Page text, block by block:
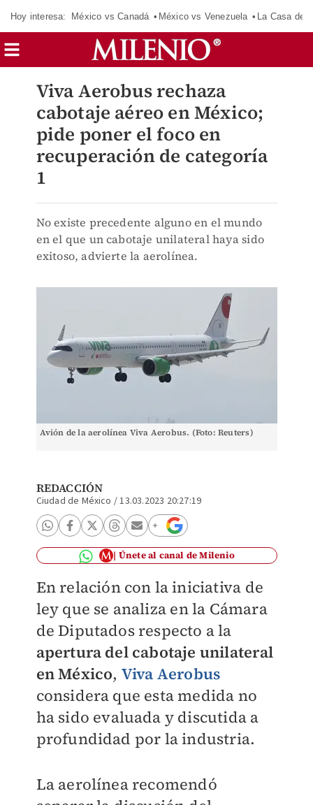
Hoy interesa: México vs Canadá México vs Venezuela La Casa de
Viva Aerobus rechaza
cabotaje aéreo en México;
pide poner el foco en
recuperación de categoría
1
No existe precedente alguno en el mundo
en el que un cabotaje unilateral haya sido
exitoso, advierte la aerolínea.
Avión de la aerolínea Viva Aerobus. (Foto: Reuters)
REDACCIÓN
Ciudad de México /13.03.2023 20:27:19
Únete al canal de Milenio
En relación con la iniciativa de
ley que se analiza en la Cámara
de Diputados respecto a la
apertura del cabotaje unilateral
en México, Viva Aerobus
considera que esta medida no
ha sido evaluada y discutida a
profundidad por la industria.
La aerolínea recomendó